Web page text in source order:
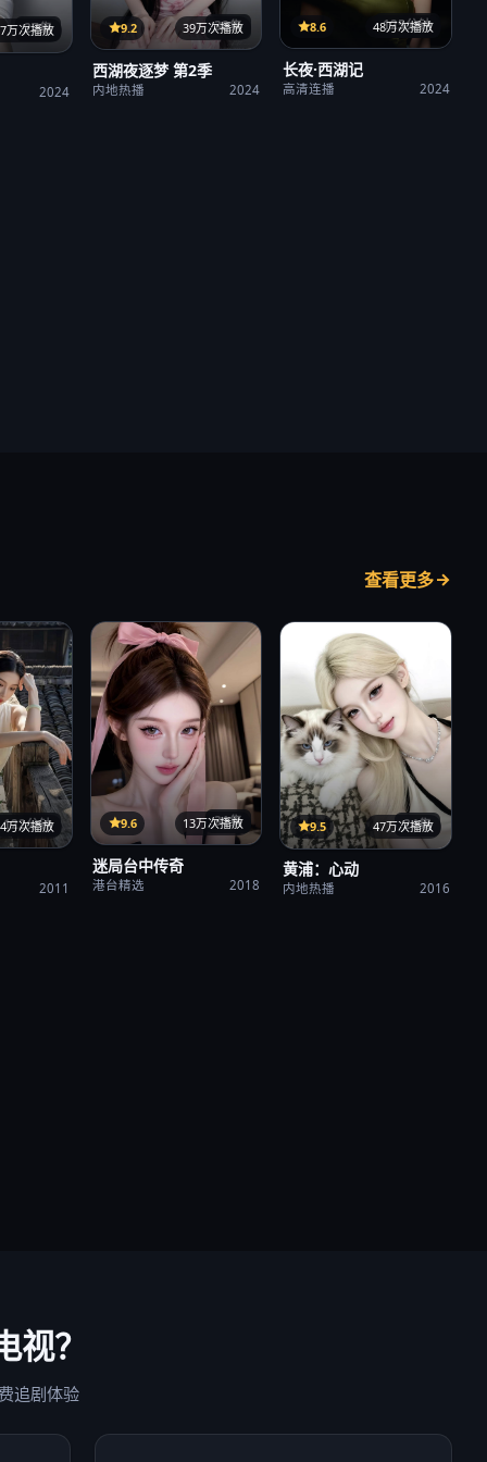
27集
万次播放
2024
38集
9.2 39万次播放
西湖夜逐梦 第2季
内地热播 2024
125分钟
8.6 48万次播放
长夜·西湖记
高清连播 2024
查看更多
122分钟
万次播放
2011
31集
9.6 13万次播放
迷局台中传奇
港台精选 2018
24集
9.5 47万次播放
黄浦：心动
内地热播 2016
视？
追剧体验